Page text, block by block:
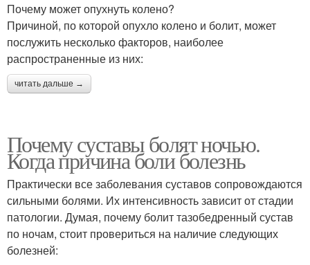
Почему может опухнуть колено?
Причиной, по которой опухло колено и болит, может
послужить несколько факторов, наиболее
распространенные из них:
читать дальше →
Почему суставы болят ночью.
Когда причина боли болезнь
Практически все заболевания суставов сопровождаются
сильными болями. Их интенсивность зависит от стадии
патологии. Думая, почему болит тазобедренный сустав
по ночам, стоит провериться на наличие следующих
болезней: